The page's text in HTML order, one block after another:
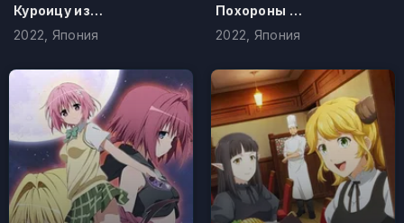
Куроицу из отдела сверхчеловеческого развития
2022, Япония
Похороны короля Роз
2022, Япония